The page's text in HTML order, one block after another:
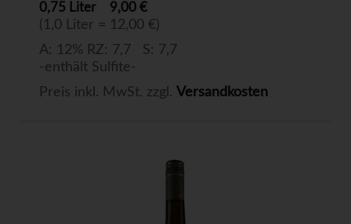
0,75 Liter
9,00 €
(1,0 Liter = 12,00 €)
A: 12% RZ: 7,7 S: 7,7
-enthält Sulfite-
Preis inkl. MwSt. zzgl. Versandkosten